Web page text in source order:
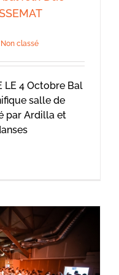
Non classé
LE 4 Octobre Bal
salle de
par Ardilla et